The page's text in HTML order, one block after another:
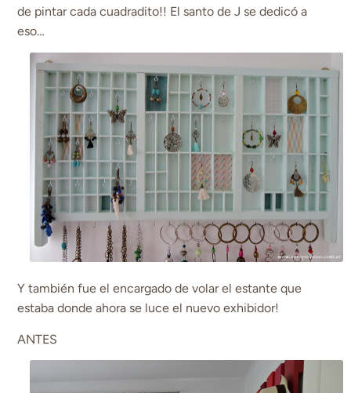
de pintar cada cuadradito!! El santo de J se dedicó a
eso…
Y también fue el encargado de volar el estante que
estaba donde ahora se luce el nuevo exhibidor!
ANTES